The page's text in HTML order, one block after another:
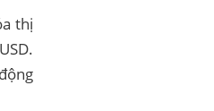
thị